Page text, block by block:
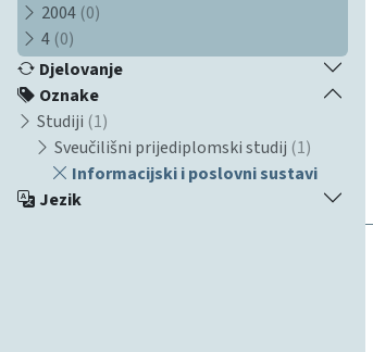
2004 (0)
4 (0)
Djelovanje
Oznake
Studiji (1)
Sveučilišni prijediplomski studij (1)
Informacijski i poslovni sustavi
Jezik